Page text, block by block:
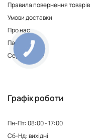
Правила повернення товарів
Умови доставки
Про нас
Партнерам
Сертифікати
Графік роботи
Пн-Пт: 08:00 - 17:00
Сб-Нд: вихідні
КНОПКА
ЗВ'ЯЗКУ